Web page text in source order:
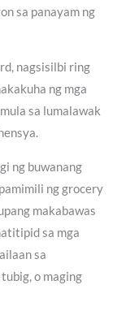
sa panayam ng
nagsisilbi ring
ng mga
sa lumalawak
ng buwanang
ng grocery
makabawas
sa mga
sa
o maging